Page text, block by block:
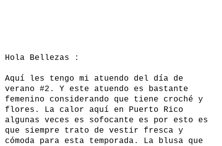
Hola Bellezas :
Aquí les tengo mi atuendo del día de
verano #2. Y este atuendo es bastante
femenino considerando que tiene croché y
flores. La calor aquí en Puerto Rico
algunas veces es sofocante es por esto es
que siempre trato de vestir fresca y
cómoda para esta temporada. La blusa que